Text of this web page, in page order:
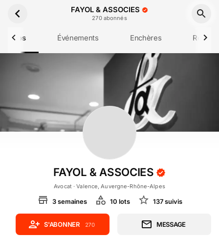
FAYOL & ASSOCIES
270 abonnés
propos Événements Enchères
FAYOL & ASSOCIES
Avocat· Valence, Auvergne-Rhône-Alpes
3 semaines 10 lots 137suivis
S'ABONNER 270 MESSAGE